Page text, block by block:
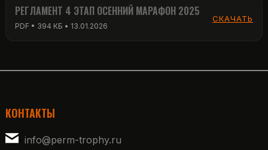
РЕГЛАМЕНТ 4 ЭТАП ОСЕННИЙ МАРАФОН 2025
КОНТАКТЫ